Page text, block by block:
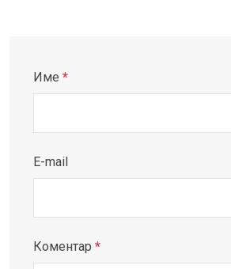
Име *
E-mail
Коментар *